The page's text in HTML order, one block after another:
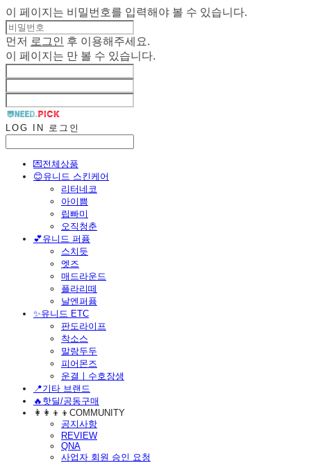
이 페이지는 비밀번호를 입력해야 볼 수 있습니다.
먼저 로그인
후 이용해주세요.
이 페이지는 만 볼 수 있습니다.
LOG IN 로그인
💌전체상품
😊유니드 스킨케어
리터네코
아이쁨
립빠미
오직청춘
💕유니드 퍼퓸
스치듯
엣즈
매드라운드
플라리떼
날엔퍼퓸
​✨유니드 ETC
판도라이프
착소스
말랑두두
피어몬즈
운결ㅣ수호장생
📍기타 브랜드
🔥핫딜/공동구매
👩‍👩‍👦‍👦COMMUNITY
공지사항
REVIEW
QNA
사업자 회원 승인 요청